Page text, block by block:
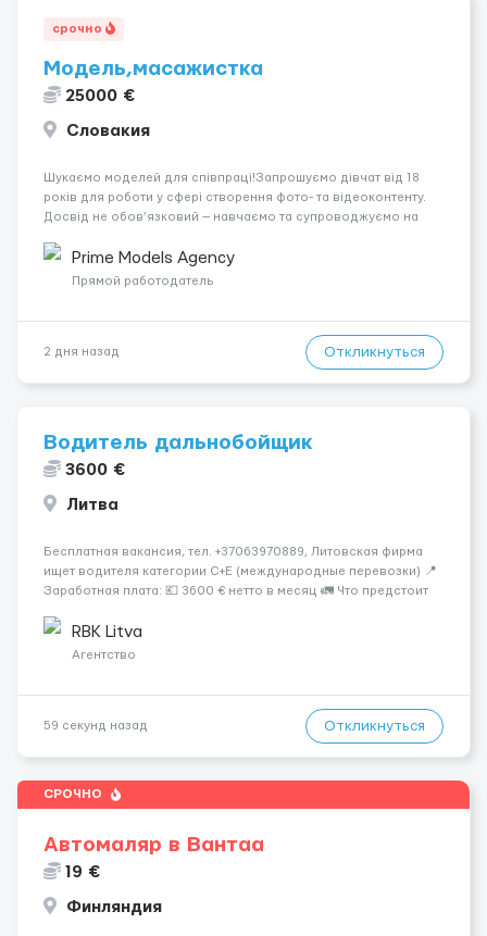
срочно
Модель,масажистка
25000 €
Словакия
Шукаємо моделей для співпраці!Запрошуємо дівчат від 18
років для роботи у сфері створення фото- та відеоконтенту.
Досвід не обов’язковий — навчаємо та супроводжуємо на
конфіденційність і професійну підтримку. Працюємо офіційно,
поважаємо особ...
Prime Models Agency
Прямой работодатель
2 дня назад Откликнуться
Водитель дальнобойщик
3600 €
Литва
Бесплатная вакансия, тел. +37063970889, Литовская фирма
ищет водителя категории C+E (международные перевозки) 📍
Заработная плата: 💶 3600 € нетто в месяц 🚛 Что предстоит
рефрижераторах. В среднем 400–500 км в день. Погрузки и
разгрузки ...
RBK Litva
Агентство
59 секунд назад Откликнуться
СРОЧНО
Автомаляр в Вантаа
19 €
Финляндия